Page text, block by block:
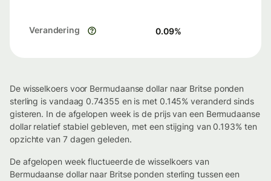
Verandering 0.09%
De wisselkoers voor Bermudaanse dollar naar Britse ponden
sterling is vandaag 0.74355 en is met 0.145% veranderd sinds
gisteren. In de afgelopen week is de prijs van een Bermudaanse
dollar relatief stabiel gebleven, met een stijging van 0.193% ten
opzichte van 7 dagen geleden.
De afgelopen week fluctueerde de wisselkoers van
Bermudaanse dollar naar Britse ponden sterling tussen een